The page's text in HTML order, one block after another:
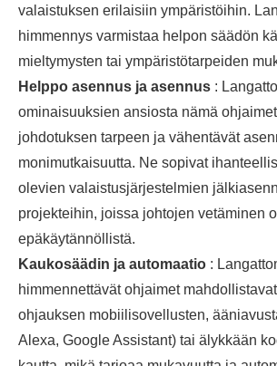
valaistuksen erilaisiin ympäristöihin.
himmennys varmistaa helpon säädön
mieltymysten tai ympäristötarpeiden
Helppo asennus ja asennus :
ominaisuuksien ansiosta nämä
johdotuksen tarpeen ja vähentävät
monimutkaisuutta. Ne sopivat
olevien valaistusjärjestelmien
projekteihin, joissa johtojen vetäminen
epäkäytännöllistä.
Kaukosäädin ja automaatio :
himmennettävät ohjaimet
ohjauksen mobiilisovellusten,
Alexa, Google Assistant) tai älykkään